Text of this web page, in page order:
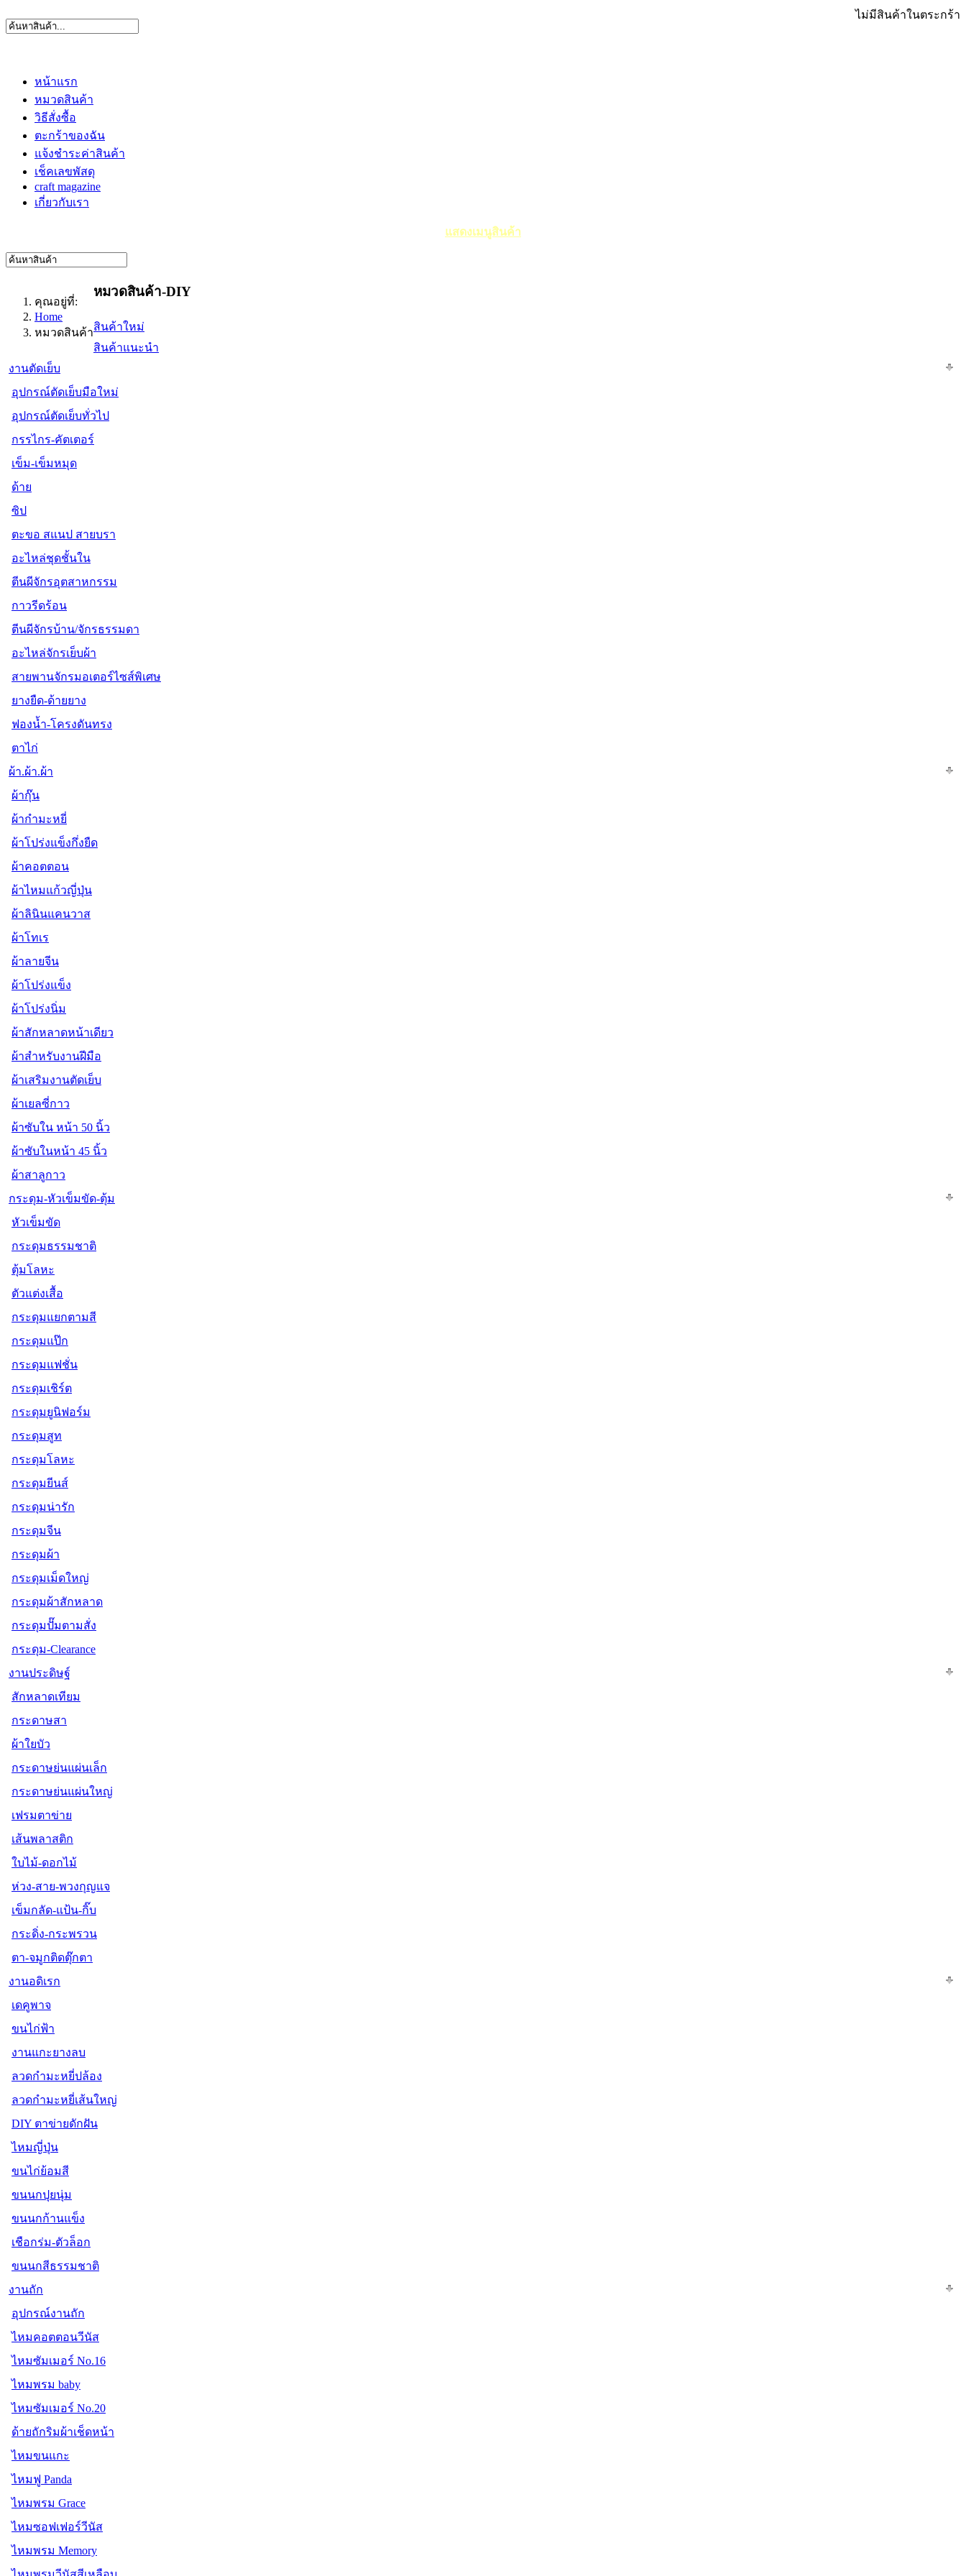
ไม่มีสินค้าในตระกร้า
หน้าแรก
หมวดสินค้า
วิธีสั่งซื้อ
ตะกร้าของฉัน
แจ้งชำระค่าสินค้า
เช็คเลขพัสดุ
craft magazine
เกี่ยวกับเรา
แสดงเมนูสินค้า
คุณอยู่ที่:
Home
หมวดสินค้า
หมวดสินค้า-DIY
สินค้าใหม่
สินค้าแนะนำ
งานตัดเย็บ
อุปกรณ์ตัดเย็บมือใหม่
อุปกรณ์ตัดเย็บทั่วไป
กรรไกร-คัตเตอร์
เข็ม-เข็มหมุด
ด้าย
ซิป
ตะขอ สแนป สายบรา
อะไหล่ชุดชั้นใน
ตีนผีจักรอุตสาหกรรม
กาวรีดร้อน
ตีนผีจักรบ้าน/จักรธรรมดา
อะไหล่จักรเย็บผ้า
สายพานจักรมอเตอร์ไซส์พิเศษ
ยางยืด-ด้ายยาง
ฟองน้ำ-โครงดันทรง
ตาไก่
ผ้า.ผ้า.ผ้า
ผ้ากุ๊น
ผ้ากำมะหยี่
ผ้าโปร่งแข็งกึ่งยืด
ผ้าคอตตอน
ผ้าไหมแก้วญี่ปุ่น
ผ้าลินินแคนวาส
ผ้าโทเร
ผ้าลายจีน
ผ้าโปร่งแข็ง
ผ้าโปร่งนิ่ม
ผ้าสักหลาดหน้าเดียว
ผ้าสำหรับงานฝีมือ
ผ้าเสริมงานตัดเย็บ
ผ้าเยลซี่กาว
ผ้าซับใน หน้า 50 นิ้ว
ผ้าซับในหน้า 45 นิ้ว
ผ้าสาลูกาว
กระดุม-หัวเข็มขัด-ตุ้ม
หัวเข็มขัด
กระดุมธรรมชาติ
ตุ้มโลหะ
ตัวแต่งเสื้อ
กระดุมแยกตามสี
กระดุมแป๊ก
กระดุมแฟชั่น
กระดุมเชิร์ต
กระดุมยูนิฟอร์ม
กระดุมสูท
กระดุมโลหะ
กระดุมยีนส์
กระดุมน่ารัก
กระดุมจีน
กระดุมผ้า
กระดุมเม็ดใหญ่
กระดุมผ้าสักหลาด
กระดุมปั๊มตามสั่ง
กระดุม-Clearance
งานประดิษฐ์
สักหลาดเทียม
กระดาษสา
ผ้าใยบัว
กระดาษย่นแผ่นเล็ก
กระดาษย่นแผ่นใหญ่
เฟรมตาข่าย
เส้นพลาสติก
ใบไม้-ดอกไม้
ห่วง-สาย-พวงกุญแจ
เข็มกลัด-แป้น-กิ๊บ
กระดิ่ง-กระพรวน
ตา-จมูกติดตุ๊กตา
งานอดิเรก
เดคูพาจ
ขนไก่ฟ้า
งานแกะยางลบ
ลวดกำมะหยี่ปล้อง
ลวดกำมะหยี่เส้นใหญ่
DIY ตาข่ายดักฝัน
ไหมญี่ปุ่น
ขนไก่ย้อมสี
ขนนกปุยนุ่ม
ขนนกก้านแข็ง
เชือกร่ม-ตัวล็อก
ขนนกสีธรรมชาติ
งานถัก
อุปกรณ์งานถัก
ไหมคอตตอนวีนัส
ไหมซัมเมอร์ No.16
ไหมพรม baby
ไหมซัมเมอร์ No.20
ด้ายถักริมผ้าเช็ดหน้า
ไหมขนแกะ
ไหมฟู Panda
ไหมพรม Grace
ไหมซอฟเฟอร์วีนัส
ไหมพรม Memory